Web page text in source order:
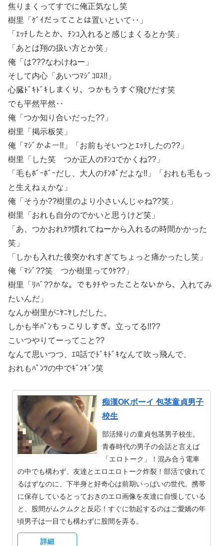
焦りまくってすでに俺正気なし笑
樹里「ｹﾞｲだってことは置いといて‥」
「ｴｯﾁしたとか、ﾁﾝｺ入れると感じまくるとか笑」
「あとは翔の扱い方とか笑」
俺「は???なわけねー」
そして内心「あいつﾏｼﾞｺﾛｽ!!」
心臓ﾄﾞｷﾄﾞｷしまくり、つかもうすぐ飛びだす笑
でも平然平然‥
俺「つか知り合いだった??」
樹里「掲示板笑」
俺「ﾏｼﾞかよー!!」「お前もそいつとｴｯﾁしたの??」
樹里「した笑 つか正人のﾁﾝｺでかくね??」
「毛もﾎﾞｰﾎﾞｰだし、大人のﾁﾝﾎﾟだよな!!」「おれも毛もっ
と生えねぇかな」
俺「そうか??樹里のより小さいんじゃね??笑」
樹里「おれも自分のでかいと思うけど笑」
「あ、つかおれｹﾂ慣れてねーから入れるの時間かかった
笑」
「しかも入れた後突かれすぎてちょっと痛かったし笑」
俺「ﾏｼﾞ??笑 つか樹里ってｳｹ??」
樹里「ﾘﾊﾞ??かな。でもﾀﾁやったことないから、入れてみ
たいんだ」
なんか樹里がﾆﾔﾆﾔしだした。
しかも半ﾊﾟﾝもっこりしすぎ。立ってる!!??
こいつやりてーってこと??
なんて思いつつ、ｴﾛ話でﾄﾞｷﾄﾞｷなんて吹っ飛んで、
おれもﾊﾟﾝﾂの中でｷﾞﾝｷﾞﾝ笑
痴漢OKボーイ 包茎童貞男子
校生
部活帰りの童貞包茎男子校生。
青春時代の男子の会話と言えば
「エロトーク」！混み合う電車
の中でも構わず、友達とエロエロトーク炸裂！部活で疲れて
るはずなのに、下半身と好奇心は前期いっぱいの世代。携帯
に保存しているとっておきのエロ画像を友達に自慢している
と、股間がムクムクと反応！すぐに勃起するのはご愛嬌の年
頃男子は一目でも構わずに股間を弄る。
詳細